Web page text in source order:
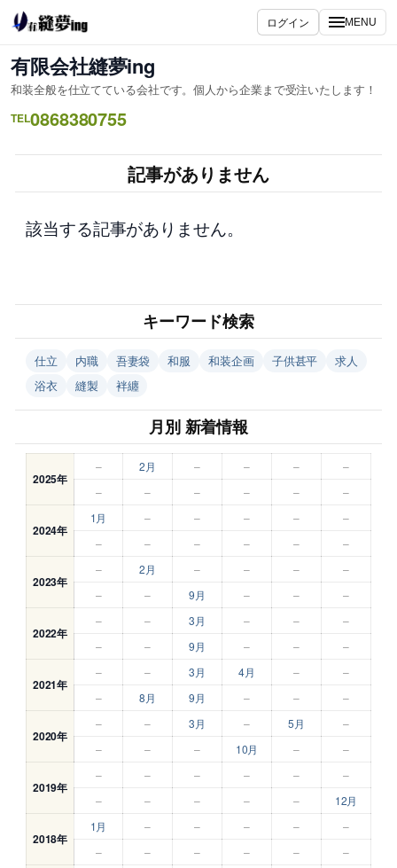
内
容
を
ス
キ
ッ
ログイン MENU
有限会社縫夢ing
和装全般を仕立てている会社です。個人から企業まで受注いたします！
TEL0868380755
記事がありません
該当する記事がありません。
キーワード検索
仕立 内職 吾妻袋 和服 和装企画 子供甚平
求人
浴衣
縫製 袢纏
月別 新着情報
2025年
– 2月 – – –
–
–
– – – – –
2024年
1月 – – – –
–
–
– – – – –
2023年
– 2月 – – –
–
–
– 9月 – – –
2022年
– – 3月 – –
–
–
– 9月 – – –
2021年
– – 3月 4月 –
–
–
8月 9月 – – –
2020年
– – 3月 – 5月
–
–
– – 10月 – –
2019年
– – – – –
–
–
– – – – 12月
2018年
1月 – – – –
–
–
– – – – –